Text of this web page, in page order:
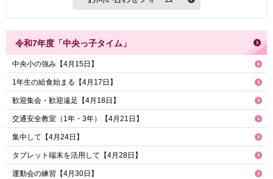
令和7年度「中央っ子タイム」
中央小の強み【4月15日】
1年生の給食始まる【4月17日】
歓迎集会・歓迎遠足【4月18日】
交通安全教室（1年・3年）【4月21日】
集中して【4月24日】
タブレット端末を活用して【4月28日】
運動会の練習【4月30日】